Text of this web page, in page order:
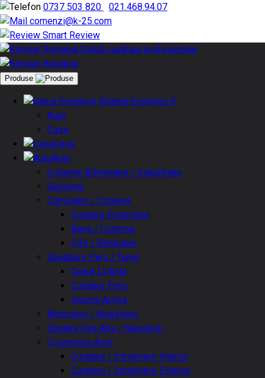
0737 503 820
021.468.94.07
comenzi@k-25.com
Smart Review
Produse
Gama Evolution K
Auto
Casa
Casa
Auto
Cisterne Alimentare / Industriale
Gunoiere
Camioane / Cisterne
Curatare Exterioara
Bena / Cisterna
Cife / Betoniere
Spalatorii Perii / Tunel
Ceara Lichida
Curatare Perii
Spuma Activa
Betoniere / Balastiere
Spalare fara Apa / Nanotech
Cosmetica Auto
Curatare / Intretinere Interior
Curatare / Intretinere Exterior